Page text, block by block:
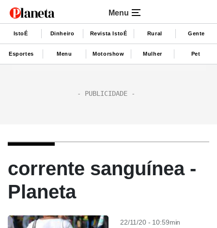
Menu
IstoÉ Dinheiro Revista IstoÉ Rural Gente
Esportes Menu Motorshow Mulher Pet
corrente sanguínea -
Planeta
22/11/20 - 10:59min